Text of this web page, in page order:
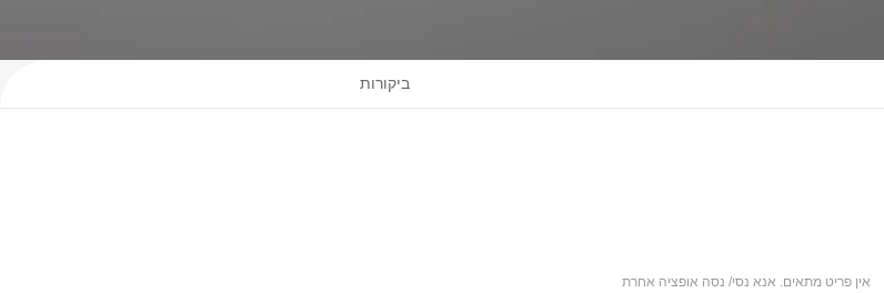
ביקורות
אין פריט מתאים. אנא נסי/ נסה אופציה אחרת